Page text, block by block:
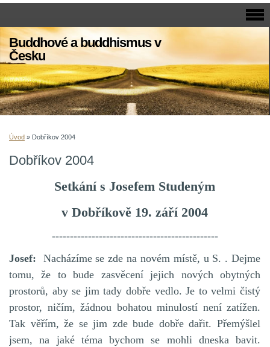
Buddhové a buddhismus v
Česku
Úvod » Dobříkov 2004
Dobříkov 2004
Setkání s Josefem Studeným
v Dobříkově 19. září 2004
----------------------------------------------
Josef: Nacházíme se zde na novém místě, u S. . Dejme
tomu, že to bude zasvěcení jejich nových obytných
prostorů, aby se jim tady dobře vedlo. Je to velmi čistý
prostor, ničím, žádnou bohatou minulostí není zatížen.
Tak věřím, že se jim zde bude dobře dařit. Přemýšlel
jsem, na jaké téma bychom se mohli dneska bavit.